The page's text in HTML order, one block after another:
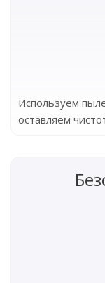
Используем
оставляем